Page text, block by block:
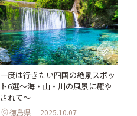
一度は行きたい四国の絶景スポッ
ト6選〜海・山・川の風景に癒や
されて〜
徳島県 2025.10.07